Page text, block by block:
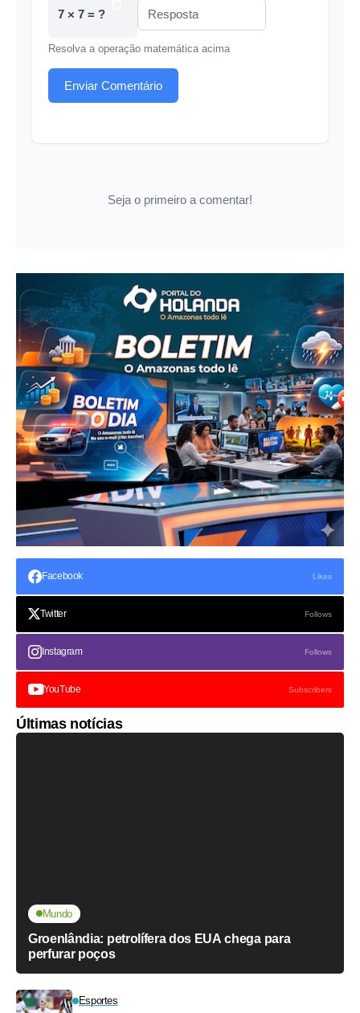
7 × 7 = ?
Resolva a operação matemática acima
Enviar Comentário
Seja o primeiro a comentar!
Facebook Likes
Twitter Follows
Instagram Follows
YouTube Subscribers
Últimas notícias
Mundo
Groenlândia: petrolífera dos EUA chega para
perfurar poços
Esportes